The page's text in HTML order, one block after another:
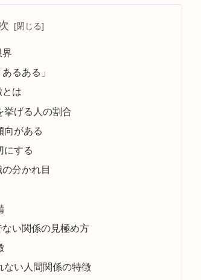
界
るある」
は
挙げる人の割合
向がある
にする
分かれ目
い関係の見極め方
ない人間関係の特徴